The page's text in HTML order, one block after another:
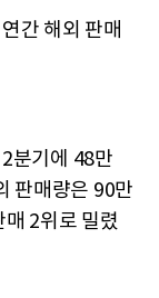
간 해외 판매
분기에 48만
판매량은 90만
매 2위로 밀렸